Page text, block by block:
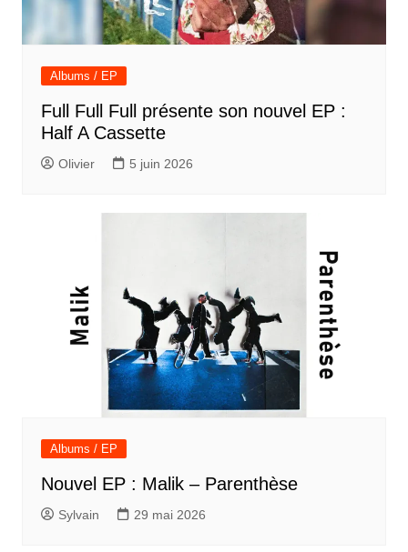
Albums / EP
Full Full Full présente son nouvel EP :
Half A Cassette
Olivier 5 juin 2026
Albums / EP
Nouvel EP : Malik – Parenthèse
Sylvain 29 mai 2026